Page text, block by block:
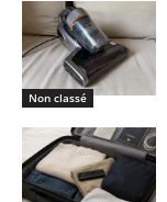
Non classé